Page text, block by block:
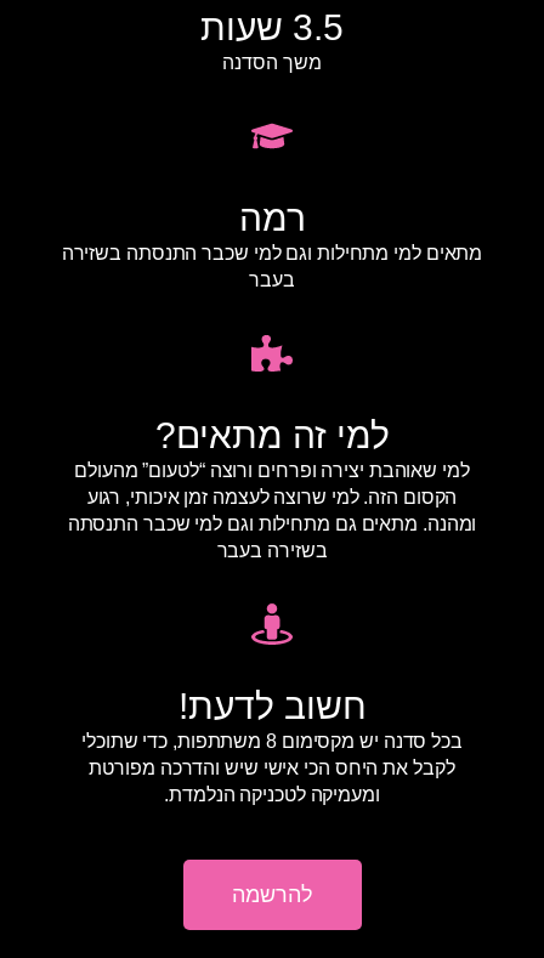
3.5 שעות
משך הסדנה
רמה
מתאים למי מתחילות וגם למי שכבר התנסתה בשזירה
בעבר
למי זה מתאים?
למי שאוהבת יצירה ופרחים ורוצה “לטעום” מהעולם
הקסום הזה. למי שרוצה לעצמה זמן איכותי, רגוע
ומהנה. מתאים גם מתחילות וגם למי שכבר התנסתה
בשזירה בעבר
חשוב לדעת!
בכל סדנה יש מקסימום 8 משתתפות, כדי שתוכלי
לקבל את היחס הכי אישי שיש והדרכה מפורטת
ומעמיקה לטכניקה הנלמדת.
להרשמה